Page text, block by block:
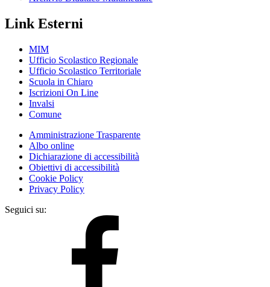
Link Esterni
MIM
Ufficio Scolastico Regionale
Ufficio Scolastico Territoriale
Scuola in Chiaro
Iscrizioni On Line
Invalsi
Comune
Amministrazione Trasparente
Albo online
Dichiarazione di accessibilità
Obiettivi di accessibilità
Cookie Policy
Privacy Policy
Seguici su: